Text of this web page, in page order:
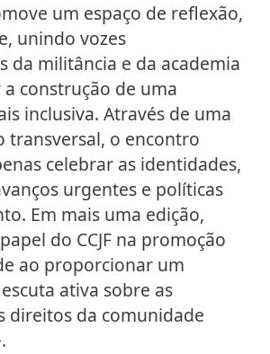
um espaço de reflexão,
unindo vozes
da militância e da academia
construção de uma
inclusiva. Através de uma
transversal, o encontro
celebrar as identidades,
urgentes e políticas
Em mais uma edição,
do CCJF na promoção
ao proporcionar um
ativa sobre as
direitos da comunidade